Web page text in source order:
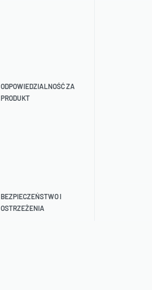
ODPOWIEDZIALNOŚĆ ZA
PRODUKT
BEZPIECZEŃSTWO I
OSTRZEŻENIA